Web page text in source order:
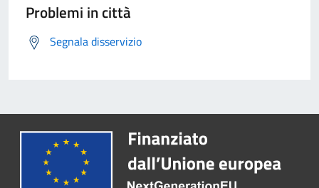
Problemi in città
Segnala disservizio